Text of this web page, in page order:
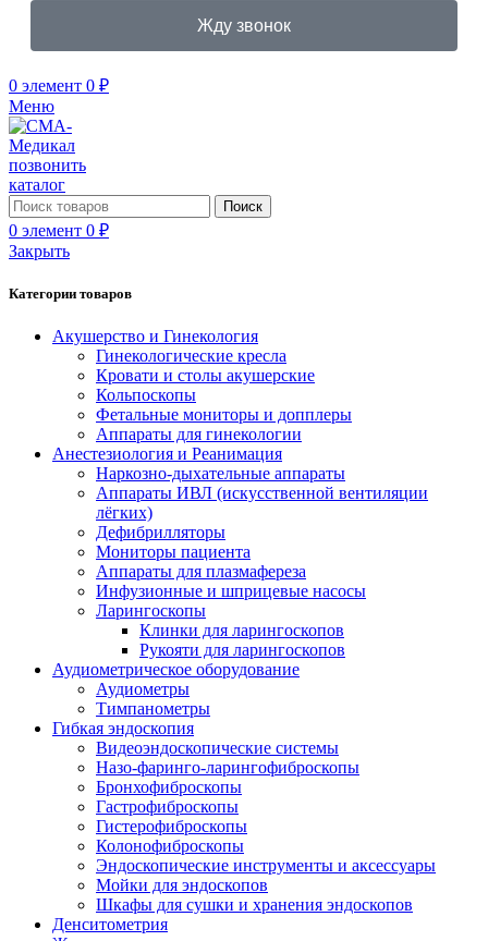
Жду звонок
0 элемент 0 ₽
Меню
позвонить
каталог
Поиск
0 элемент 0 ₽
Закрыть
Категории товаров
Акушерство и Гинекология
Гинекологические кресла
Кровати и столы акушерские
Кольпоскопы
Фетальные мониторы и допплеры
Аппараты для гинекологии
Анестезиология и Реанимация
Наркозно-дыхательные аппараты
Аппараты ИВЛ (искусственной вентиляции
лёгких)
Дефибрилляторы
Мониторы пациента
Аппараты для плазмафереза
Инфузионные и шприцевые насосы
Ларингоскопы
Клинки для ларингоскопов
Рукояти для ларингоскопов
Аудиометрическое оборудование
Аудиометры
Тимпанометры
Гибкая эндоскопия
Видеоэндоскопические системы
Назо-фаринго-ларингофиброскопы
Бронхофиброскопы
Гастрофиброскопы
Гистерофиброскопы
Колонофиброскопы
Эндоскопические инструменты и аксессуары
Мойки для эндоскопов
Шкафы для сушки и хранения эндоскопов
Денситометрия